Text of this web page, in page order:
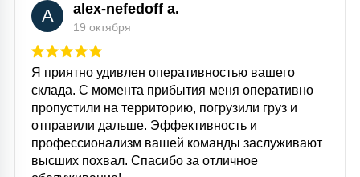
A alex-nefedoff a.
19 октября
Я приятно удивлен оперативностью вашего
склада. С момента прибытия меня оперативно
пропустили на территорию, погрузили груз и
отправили дальше. Эффективность и
профессионализм вашей команды заслуживают
высших похвал. Спасибо за отличное